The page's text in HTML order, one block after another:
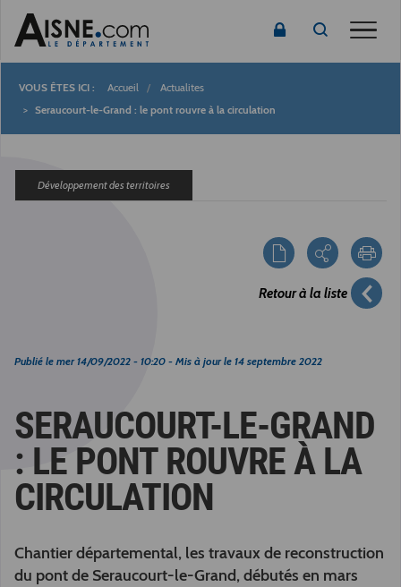
Fil
Accueil
Actualites
Seraucourt-le-Grand : le pont rouvre à la circulation
Développement des territoires
Retour à la liste
Publié le mer 14/09/2022 - 10:20 - Mis à jour le 14 septembre 2022
SERAUCOURT-LE-GRAND
: LE PONT ROUVRE À LA
CIRCULATION
Chantier départemental, les travaux de reconstruction
du pont de Seraucourt-le-Grand, débutés en mars